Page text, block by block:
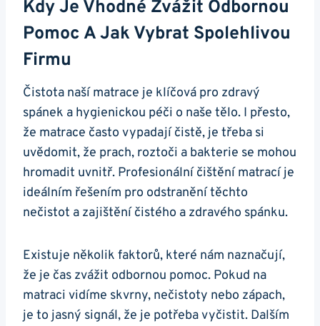
Kdy Je Vhodné Zvážit Odbornou
Pomoc A Jak Vybrat Spolehlivou
Firmu
Čistota naší matrace je klíčová pro zdravý
spánek a hygienickou péči o naše tělo. I přesto,
že matrace často vypadají čistě, je třeba si
uvědomit, že prach, roztoči a bakterie se mohou
hromadit uvnitř. Profesionální čištění matrací je
ideálním řešením pro odstranění těchto
nečistot a zajištění čistého a zdravého spánku.
Existuje několik faktorů, které nám naznačují,
že je čas zvážit odbornou pomoc. Pokud na
matraci vidíme skvrny, nečistoty nebo zápach,
je to jasný signál, že je potřeba vyčistit. Dalším